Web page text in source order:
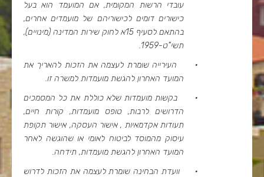
עובדי הרשות המקומית, אם המועמד הוא בעל
כישורים דומים לכישוריהם של מועמדים אחרים,
בהתאם לסעיף 15א לחוק שירות המדינה (מינויים),
תשי"ט-1959.
·
העירייה שומרת לעצמה את הזכות להאריך את
המועד האחרון להגשת מועמדות למשרה זו.
·
בקשות מועמדות שלא כוללת את כל המסמכים
הדרושים לרבות, טופס מועמדות, קורות חיים,
תעודות אקדמאיות , אישור העסקה, אישור תקופת
עיסוק מהמוסד לביטוח לאומי או שהוגשה לאחר
המועד האחרון להגשת מועמדות, תידחה.
·
וועדת הבחינה שומרת לעצמה את הזכות לדרוש